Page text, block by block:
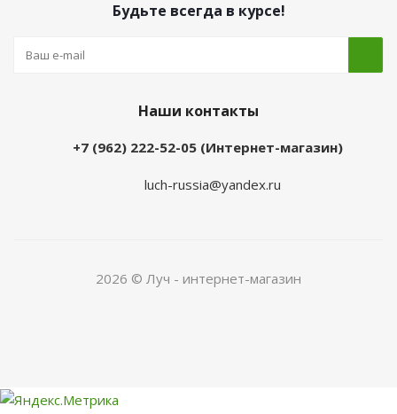
Будьте всегда в курсе!
Наши контакты
+7 (962) 222-52-05 (Интернет-магазин)
luch-russia@yandex.ru
2026 © Луч - интернет-магазин